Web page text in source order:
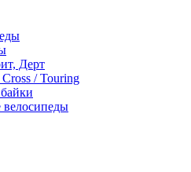
Дерт
/ Touring
велосипеды